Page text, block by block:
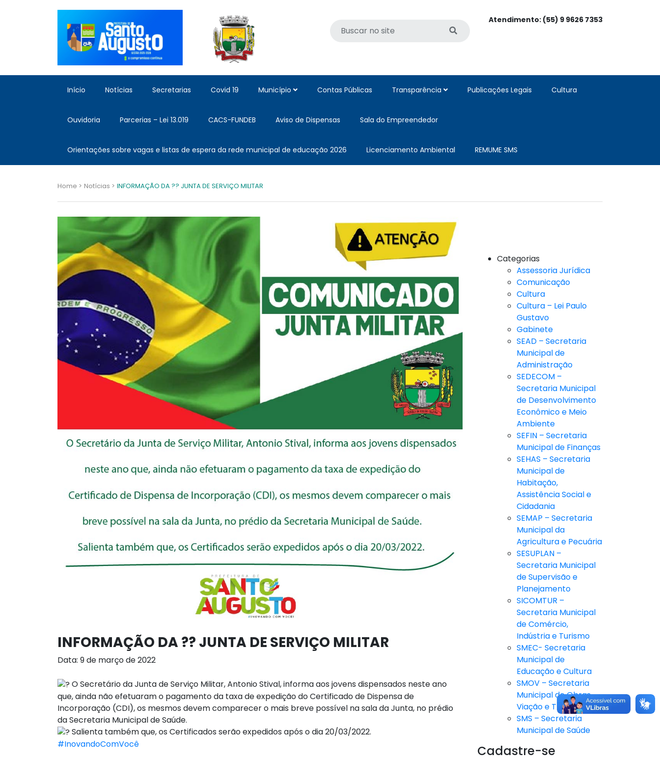
Atendimento: (55) 9 9626 7353
Início Notícias Secretarias Covid 19 Município Contas Públicas Transparência Publicações Legais Cultura
Ouvidoria Parcerias – Lei 13.019 CACS-FUNDEB Aviso de Dispensas Sala do Empreendedor
Orientações sobre vagas e listas de espera da rede municipal de educação 2026 Licenciamento Ambiental REMUME SMS
Home > Notícias > INFORMAÇÃO DA ?? JUNTA DE SERVIÇO MILITAR
INFORMAÇÃO DA ?? JUNTA DE SERVIÇO MILITAR
Data: 9 de março de 2022
O Secretário da Junta de Serviço Militar, Antonio Stival, informa aos jovens dispensados neste ano
que, ainda não efetuaram o pagamento da taxa de expedição do Certificado de Dispensa de
Incorporação (CDI), os mesmos devem comparecer o mais breve possível na sala da Junta, no prédio
da Secretaria Municipal de Saúde.
Salienta também que, os Certificados serão expedidos após o dia 20/03/2022.
#InovandoComVocê
Categorias
Assessoria Jurídica
Comunicação
Cultura
Cultura – Lei Paulo
Gustavo
Gabinete
SEAD – Secretaria
Municipal de
Administração
SEDECOM –
Secretaria Municipal
de Desenvolvimento
Econômico e Meio
Ambiente
SEFIN – Secretaria
Municipal de Finanças
SEHAS – Secretaria
Municipal de
Habitação,
Assistência Social e
Cidadania
SEMAP – Secretaria
Municipal da
Agricultura e Pecuária
SESUPLAN –
Secretaria Municipal
de Supervisão e
Planejamento
SICOMTUR –
Secretaria Municipal
de Comércio,
Indústria e Turismo
SMEC- Secretaria
Municipal de
Educação e Cultura
SMOV – Secretaria
Municipal de Obras,
Viação e Trânsito
SMS – Secretaria
Municipal de Saúde
Cadastre-se